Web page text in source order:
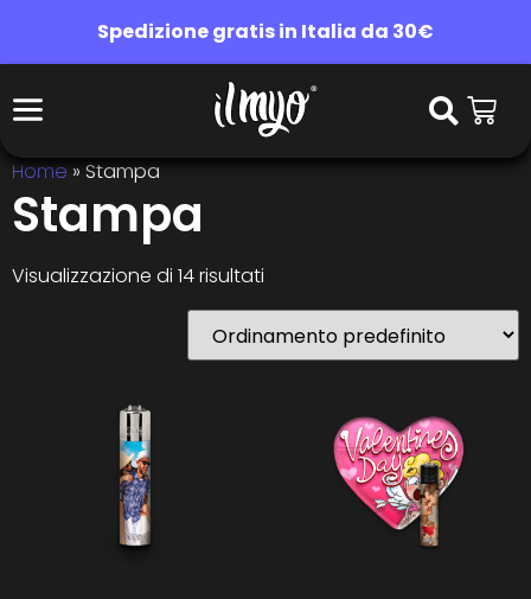
Spedizione gratis in Italia da 30€
Home »Stampa
Stampa
Visualizzazione di 14 risultati